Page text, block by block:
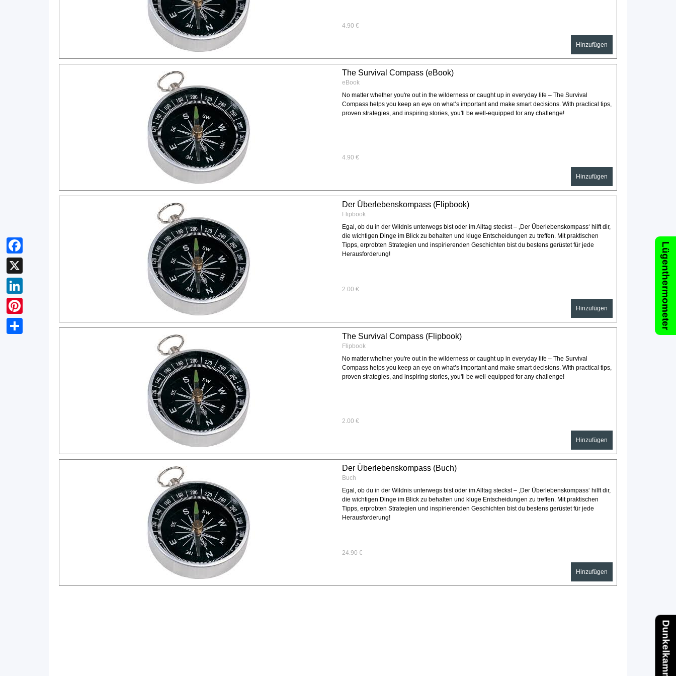
4.90 €
Hinzufügen
The Survival Compass (eBook)
eBook
No matter whether you're out in the wilderness or caught up in everyday life – The Survival
Compass helps you keep an eye on what’s important and make smart decisions. With practical tips,
proven strategies, and inspiring stories, you'll be well-equipped for any challenge!
4.90 €
Hinzufügen
Der Überlebenskompass (Flipbook)
Flipbook
Egal, ob du in der Wildnis unterwegs bist oder im Alltag steckst – ‚Der Überlebenskompass‘ hilft dir,
die wichtigen Dinge im Blick zu behalten und kluge Entscheidungen zu treffen. Mit praktischen
Tipps, erprobten Strategien und inspirierenden Geschichten bist du bestens gerüstet für jede
Herausforderung!
2.00 €
Hinzufügen
The Survival Compass (Flipbook)
Flipbook
No matter whether you're out in the wilderness or caught up in everyday life – The Survival
Compass helps you keep an eye on what’s important and make smart decisions. With practical tips,
proven strategies, and inspiring stories, you'll be well-equipped for any challenge!
2.00 €
Hinzufügen
Der Überlebenskompass (Buch)
Buch
Egal, ob du in der Wildnis unterwegs bist oder im Alltag steckst – ‚Der Überlebenskompass‘ hilft dir,
die wichtigen Dinge im Blick zu behalten und kluge Entscheidungen zu treffen. Mit praktischen
Tipps, erprobten Strategien und inspirierenden Geschichten bist du bestens gerüstet für jede
Herausforderung!
24.90 €
Hinzufügen
Lügenthermometer
Dunkelkammer
Facebook
X
LinkedIn
Pinterest